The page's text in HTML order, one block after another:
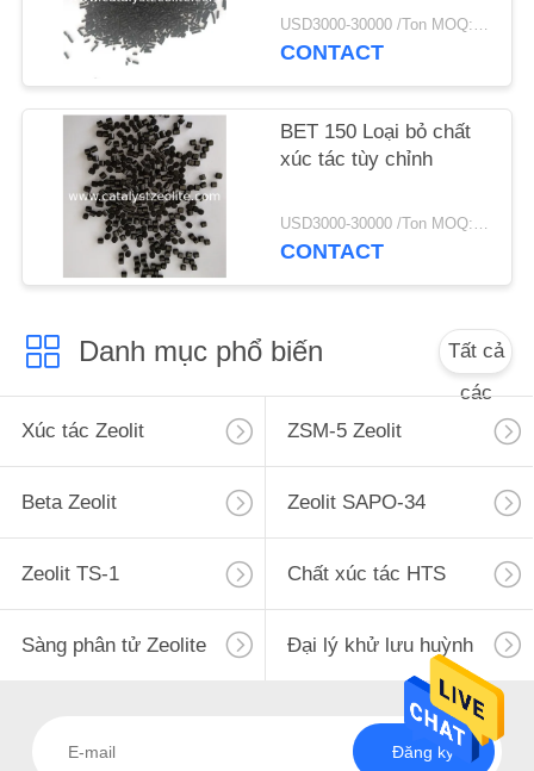
TRANG
PRIVACY
POLICY
USD3000-30000 /Ton MOQ:1 kg
CONTACT
BET 150 Loại bỏ chất
xúc tác tùy chỉnh
USD3000-30000 /Ton MOQ:1 kg
CONTACT
Danh mục phổ biến
Tất cả
các
Xúc tác Zeolit
ZSM-5 Zeolit
Beta Zeolit Zeolit ​​SAPO-34
Zeolit ​​TS-1 Chất xúc tác HTS
Sàng phân tử Zeolite Đại lý khử lưu huỳnh
Đăng ký